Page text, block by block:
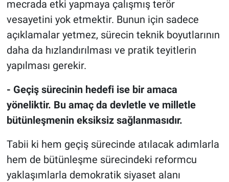
mecrada etki yapmaya çalışmış terör
vesayetini yok etmektir. Bunun için sadece
açıklamalar yetmez, sürecin teknik boyutlarının
daha da hızlandırılması ve pratik teyitlerin
yapılması gerekir.
- Geçiş sürecinin hedefi ise bir amaca
yöneliktir. Bu amaç da devletle ve milletle
bütünleşmenin eksiksiz sağlanmasıdır.
Tabii ki hem geçiş sürecinde atılacak adımlarla
hem de bütünleşme sürecindeki reformcu
yaklaşımlarla demokratik siyaset alanı